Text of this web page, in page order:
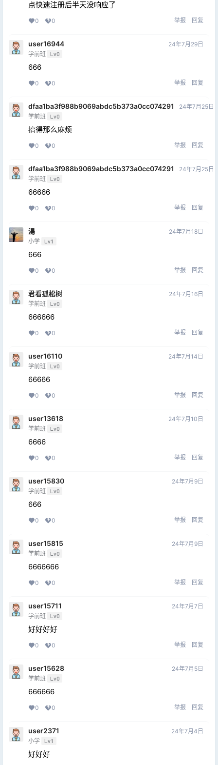
点快速注册后半天没响应了
0 0 举报 回复
user16944
学前班 Lv0
24年7月29日
666
0 0 举报 回复
dfaa1ba3f988b9069abdc5b373a0cc074291
学前班 Lv0
24年7月25日
搞得那么麻烦
0 0 举报 回复
dfaa1ba3f988b9069abdc5b373a0cc074291
学前班 Lv0
24年7月25日
66666
0 0 举报 回复
湯
小学 Lv1
24年7月18日
666
0 0 举报 回复
君看孤松树
学前班 Lv0
24年7月16日
666666
0 0 举报 回复
user16110
学前班 Lv0
24年7月14日
66666
0 0 举报 回复
user13618
学前班 Lv0
24年7月10日
6666
0 0 举报 回复
user15830
学前班 Lv0
24年7月9日
666
0 0 举报 回复
user15815
学前班 Lv0
24年7月9日
6666666
0 0 举报 回复
user15711
学前班 Lv0
24年7月7日
好好好好
0 0 举报 回复
user15628
学前班 Lv0
24年7月5日
666666
0 0 举报 回复
user2371
小学 Lv1
24年7月4日
好好好